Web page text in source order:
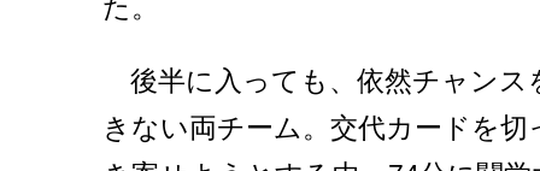
た。
後半に入っても、依然チャンス
きない両チーム。交代カードを